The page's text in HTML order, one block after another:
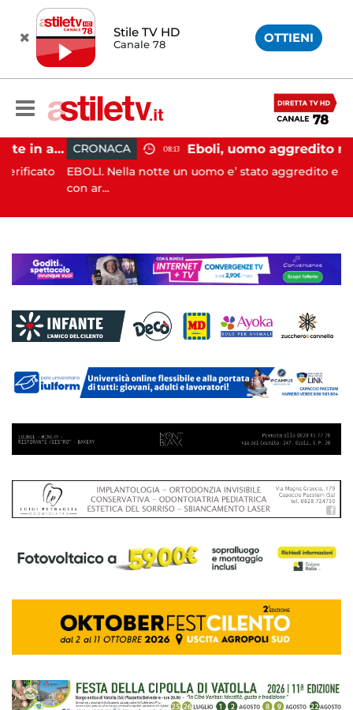
Stile TV HD
Canale 78 OTTIENI
Pontecagnano, incidente in autostrada: 5 giovani feriti CRONACA 08:13
EBOLI. Nella notte un uomo e’ stato aggredito e ferito
con ar...